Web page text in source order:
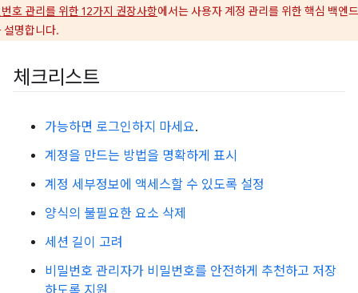
호 관리를 위한 12가지 권장사항에서는 사용자 계정 관리를 위한 핵심 백엔
설명합니다.
체크리스트
가능하면 로그인하지 마세요.
계정을 만드는 방법을 명확하게 표시
계정 세부정보에 액세스할 수 있도록 설정
양식의 불필요한 요소 삭제
세션 길이 고려
비밀번호 관리자가 비밀번호를 안전하게 추천하고 저장